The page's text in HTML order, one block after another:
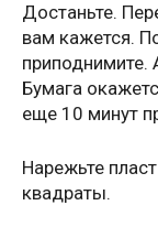
Достаньте.
вам кажется.
приподнимите.
Бумага
еще 10 минут
Нарежьте
квадраты.